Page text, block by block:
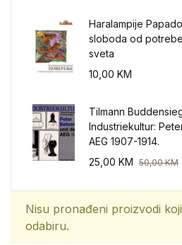
Nisu pronađeni proizvodi
odabiru.
Haralampije
sloboda od
sveta
10,00 KM
Tilmann
Industriekultur:
AEG 1907-1914.
25,00 KM 50,00KM